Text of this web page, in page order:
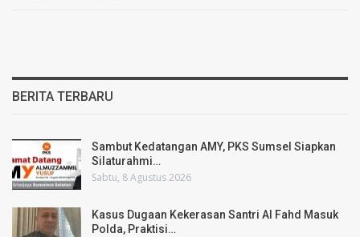
BERITA TERBARU
Sambut Kedatangan AMY, PKS Sumsel Siapkan
Silaturahmi…
Sabtu, 8 Agustus 2026
Kasus Dugaan Kekerasan Santri Al Fahd Masuk
Polda, Praktisi…